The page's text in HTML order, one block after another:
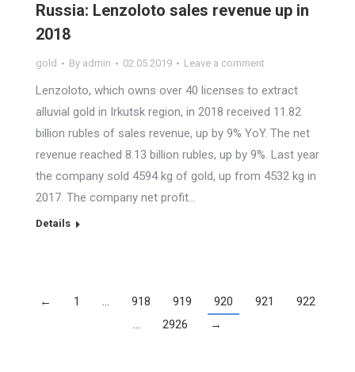
Russia: Lenzoloto sales revenue up in
2018
gold By admin 02.05.2019 Leave a comment
Lenzoloto, which owns over 40 licenses to extract
alluvial gold in Irkutsk region, in 2018 received 11.82
billion rubles of sales revenue, up by 9% YoY. The net
revenue reached 8.13 billion rubles, up by 9%. Last year
the company sold 4594 kg of gold, up from 4532 kg in
2017. The company net profit…
Details
← 1 … 918 919 920 921
922
…
2926 →